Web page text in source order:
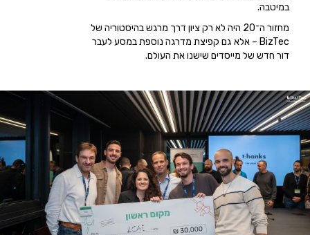
במיטבה.
מחזור ה־20 היה לא רק ציון דרך מרגש בהיסטוריה של
BizTec – אלא גם קפיצת מדרגה נוספת במסע לעבר
דור חדש של מייסדים שישנו את העולם.